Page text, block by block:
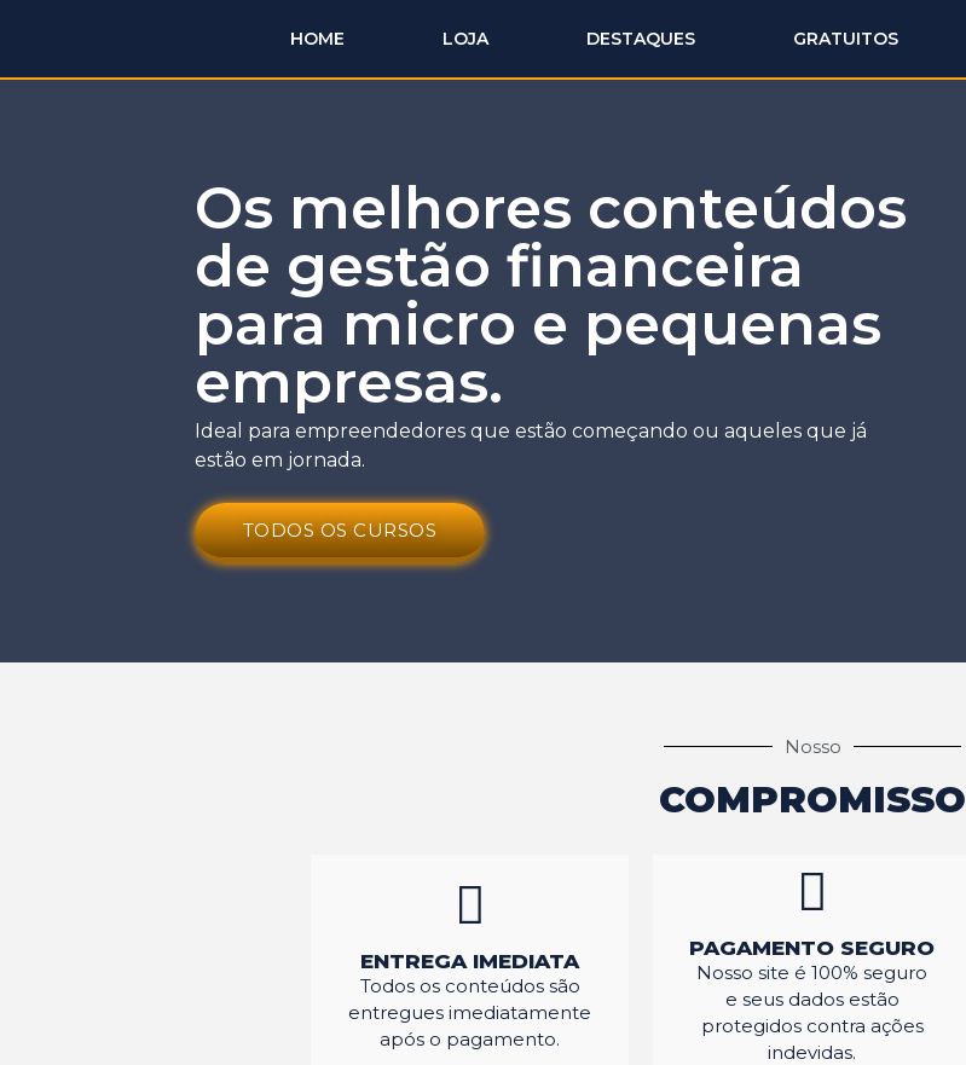
HOME LOJA DESTAQUES GRATUITOS
Os melhores conteúdos
de gestão financeira
para micro e pequenas
empresas.
Ideal para empreendedores que estão começando ou aqueles que já
estão em jornada.
TODOS OS CURSOS
Nosso
COMPROMISSO
ENTREGA IMEDIATA
Todos os conteúdos são
entregues imediatamente
após o pagamento.
PAGAMENTO SEGURO
Nosso site é 100% seguro
e seus dados estão
protegidos contra ações
indevidas.